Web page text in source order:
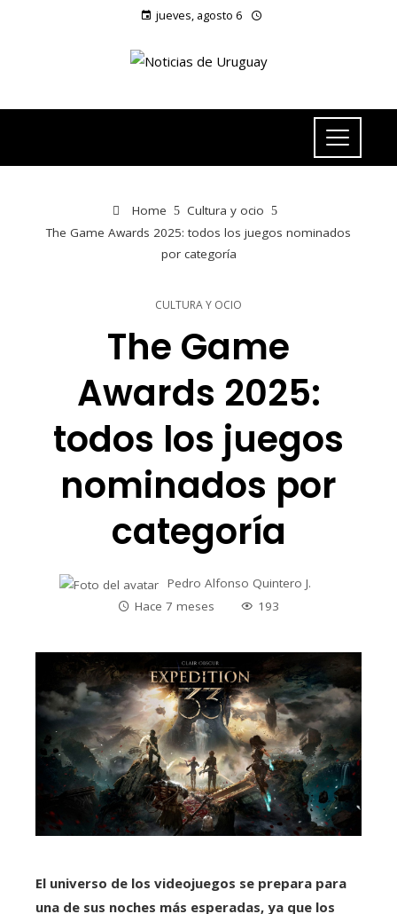
jueves, agosto 6
Home
Cultura y ocio
The Game Awards 2025: todos los juegos nominados
por categoría
CULTURA Y OCIO
The Game
Awards 2025:
todos los juegos
nominados por
categoría
Pedro Alfonso Quintero J.
Hace 7 meses
193
El universo de los videojuegos se prepara para
una de sus noches más esperadas, ya que los